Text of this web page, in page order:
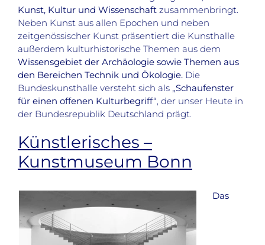
Kunst, Kultur und Wissenschaft zusammenbringt.
Neben Kunst aus allen Epochen und neben
zeitgenössischer Kunst präsentiert die Kunsthalle
außerdem kulturhistorische Themen aus dem
Wissensgebiet der Archäologie sowie Themen aus
den Bereichen Technik und Ökologie. Die
Bundeskunsthalle versteht sich als „Schaufenster
für einen offenen Kulturbegriff“, der unser Heute in
der Bundesrepublik Deutschland prägt.
Künstlerisches –
Kunstmuseum Bonn
Das